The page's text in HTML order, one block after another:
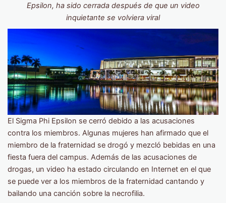
Epsilon, ha sido cerrada después de que un video
inquietante se volviera viral
El Sigma Phi Epsilon se cerró debido a las acusaciones
contra los miembros. Algunas mujeres han afirmado que el
miembro de la fraternidad se drogó y mezcló bebidas en una
fiesta fuera del campus. Además de las acusaciones de
drogas, un video ha estado circulando en Internet en el que
se puede ver a los miembros de la fraternidad cantando y
bailando una canción sobre la necrofilia.